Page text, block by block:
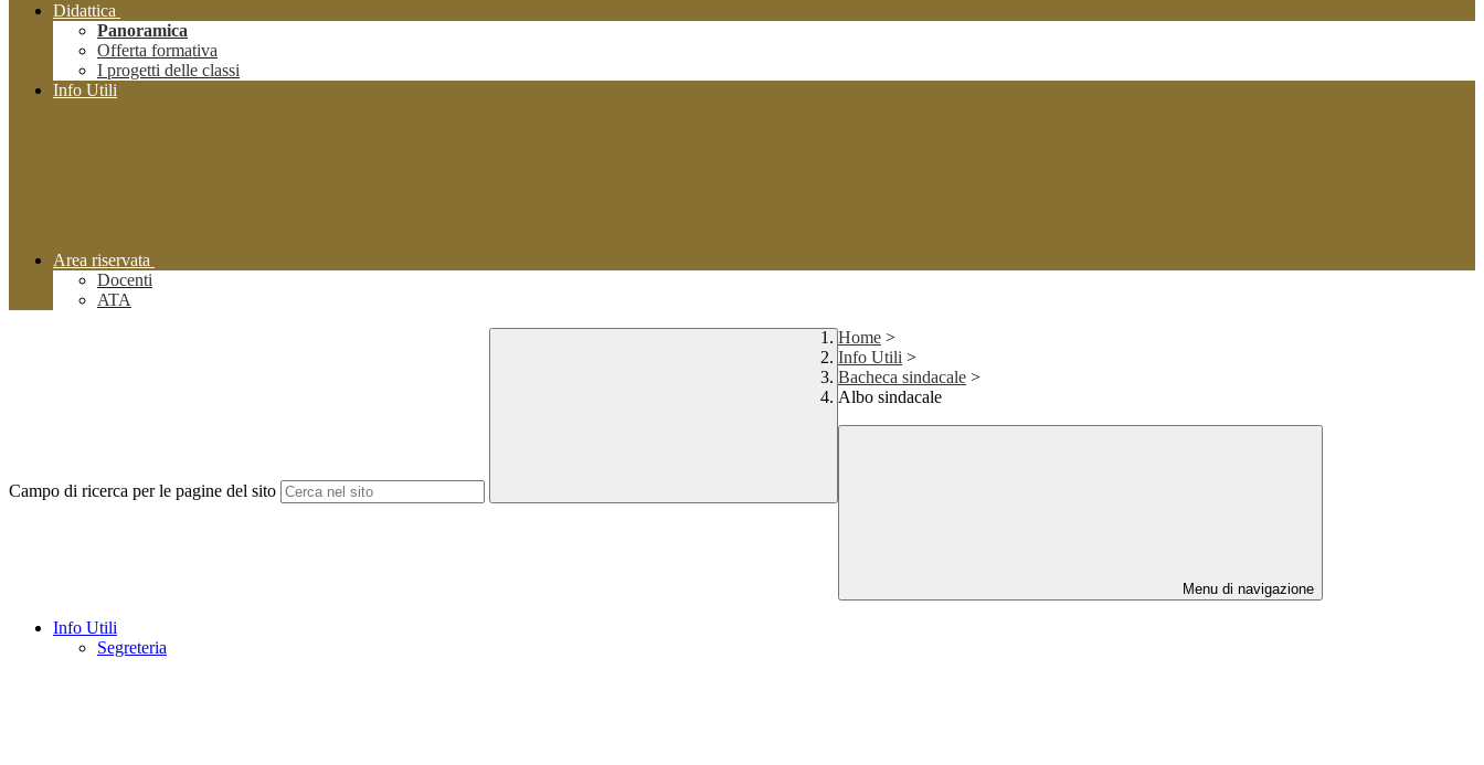
Didattica
Panoramica
Offerta formativa
I progetti delle classi
Info Utili
Area riservata
Docenti
ATA
Campo di ricerca per le pagine del sito
Home >
Info Utili >
Bacheca sindacale >
Albo sindacale
Menu di navigazione
Info Utili
Segreteria